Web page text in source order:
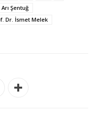
Arı Şentuğ
Dr. İsmet Melek